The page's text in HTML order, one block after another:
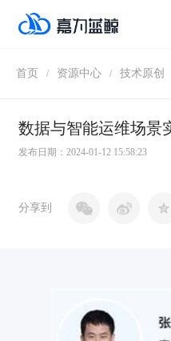
首页 / 资源中心 / 技术原创
数据与智能运维场景
发布日期：2024-01-12 15:58:23
分享到